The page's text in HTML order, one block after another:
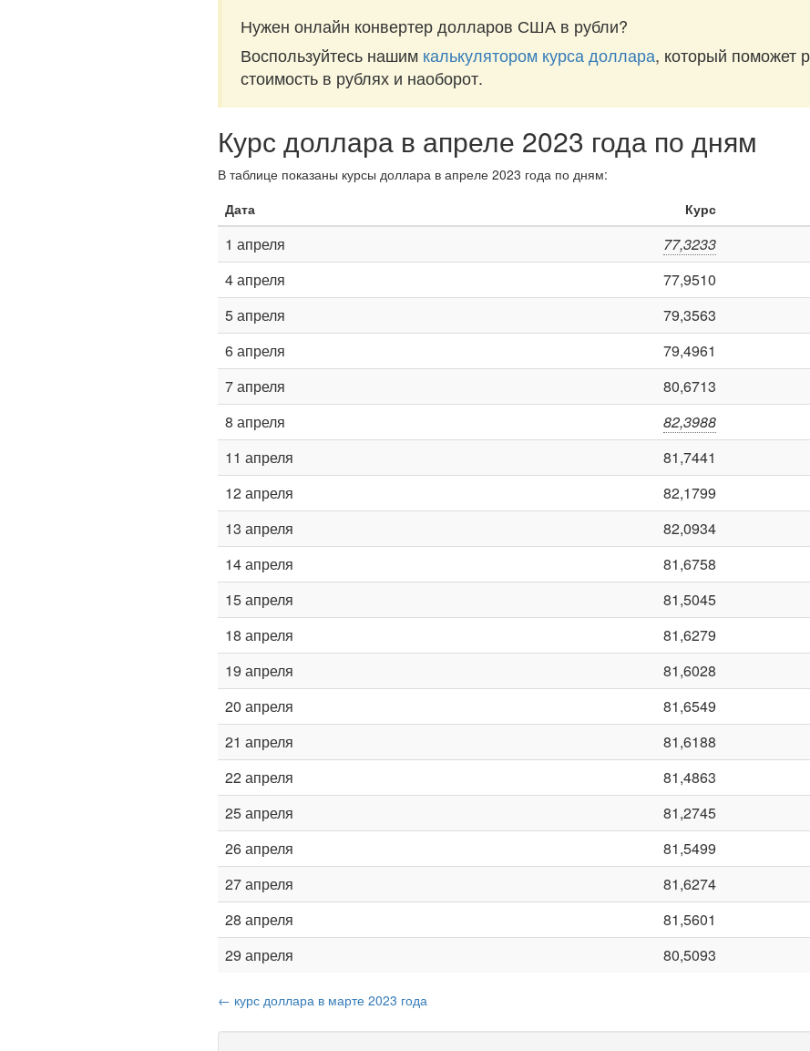
Нужен онлайн конвертер долларов США в рубли?
Воспользуйтесь нашим калькулятором курса доллара, который поможет
стоимость в рублях и наоборот.
Курс доллара в апреле 2023 года по дням
В таблице показаны курсы доллара в апреле 2023 года по дням:
Дата
Курс
1 апреля 77,3233
4 апреля
77,9510
5 апреля
79,3563
6 апреля
79,4961
7 апреля
80,6713
8 апреля
82,3988
11 апреля
81,7441
12 апреля
82,1799
13 апреля
82,0934
14 апреля
81,6758
15 апреля
81,5045
18 апреля
81,6279
19 апреля
81,6028
20 апреля
81,6549
21 апреля
81,6188
22 апреля
81,4863
25 апреля
81,2745
26 апреля
81,5499
27 апреля
81,6274
28 апреля
81,5601
29 апреля
80,5093
← курс доллара в марте 2023 года